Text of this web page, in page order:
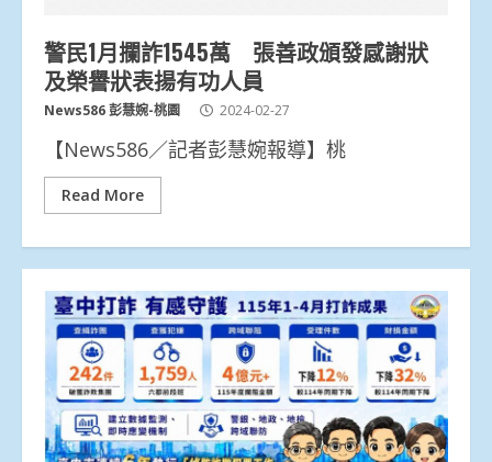
警民1月攔詐1545萬 張善政頒發感謝狀
及榮譽狀表揚有功人員
News586 彭慧婉-桃園 2024-02-27
【News586／記者彭慧婉報導】桃
Read More